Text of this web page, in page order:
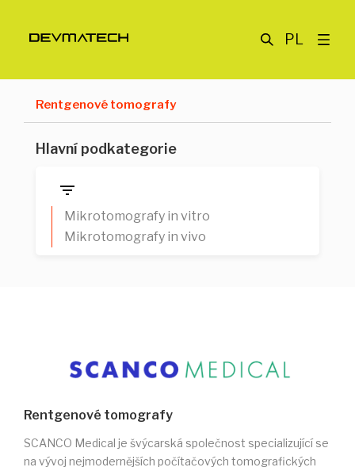
PL
Rentgenové tomografy
Hlavní podkategorie
Mikrotomografy in vitro
Mikrotomografy in vivo
Rentgenové tomografy
SCANCO Medical je švýcarská společnost specializující se
na vývoj nejmodernějších počítačových tomografických